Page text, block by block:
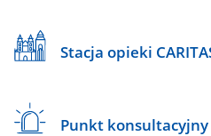
Stacja opieki
Punkt